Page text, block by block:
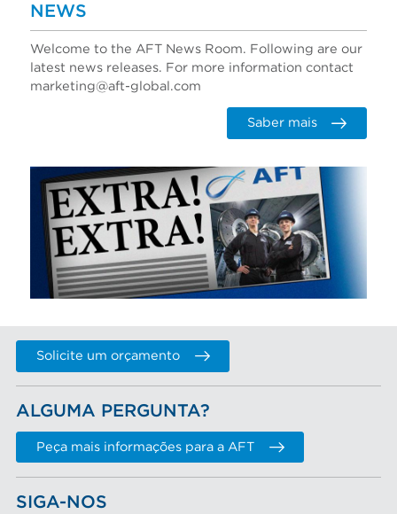
NEWS
Welcome to the AFT News Room. Following are our
latest news releases. For more information contact
marketing@aft-global.com
Saber mais
Solicite um orçamento
ALGUMA PERGUNTA?
Peça mais informações para a AFT
SIGA-NOS